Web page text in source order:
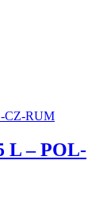
L – POL-